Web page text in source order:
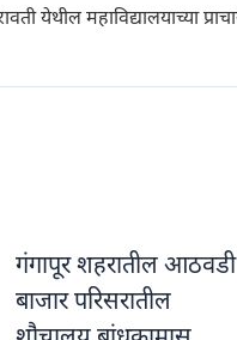
गंगापूर शहरातील आठवडी
बाजार परिसरातील